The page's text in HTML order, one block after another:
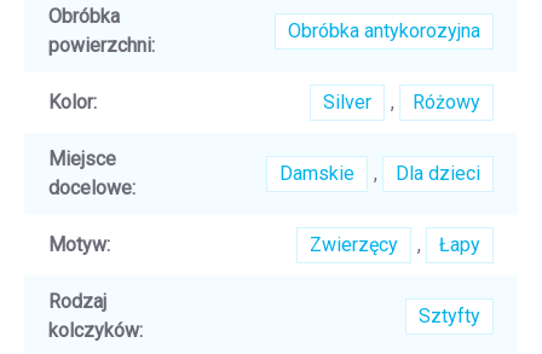
Obróbka
powierzchni:
Obróbka antykorozyjna
Kolor: Silver , Różowy
Miejsce
docelowe:
Damskie , Dla dzieci
Motyw: Zwierzęcy , Łapy
Rodzaj
kolczyków:
Sztyfty